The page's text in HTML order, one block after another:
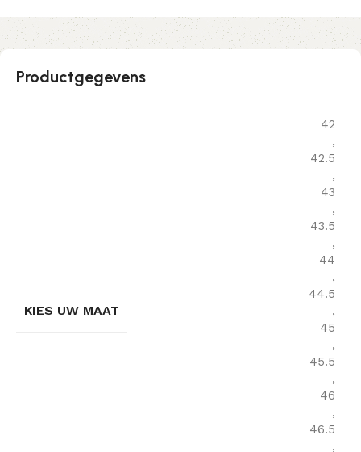
Productgegevens
KIES UW MAAT
42
,
42.5
,
43
,
43.5
,
44
,
44.5
,
45
,
45.5
,
46
,
46.5
,